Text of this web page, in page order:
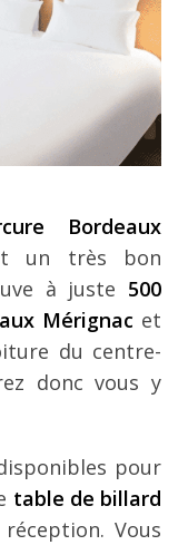
Bordeaux
un très bon
à juste 500
Mérignac et
du centre-
donc vous y
pour
table de billard
Vous